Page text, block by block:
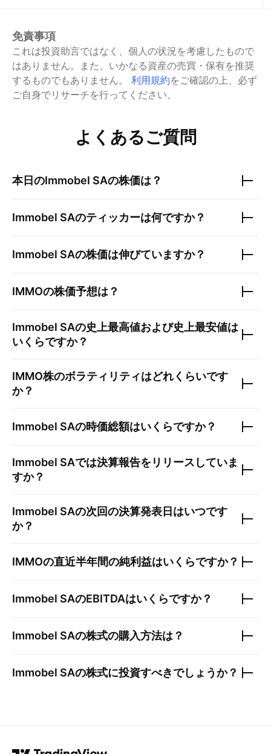
免責事項
これは投資助言ではなく、個人の状況を考慮したもので
はありません。また、いかなる資産の売買・保有を推奨
するものでもありません。
利用規約をご確認の上、必ず
ご自身でリサーチを行ってください。
よくあるご質問
本日のImmobel SAの株価は？
Immobel SAのティッカーは何ですか？
Immobel SAの株価は伸びていますか？
IMMOの株価予想は？
Immobel SAの史上最高値および史上最安値は
いくらですか？
IMMO株のボラティリティはどれくらいです
か？
Immobel SAの時価総額はいくらですか？
Immobel SAでは決算報告をリリースしていま
すか？
Immobel SAの次回の決算発表日はいつです
か？
IMMOの直近半年間の純利益はいくらですか？
Immobel SAのEBITDAはいくらですか？
Immobel SAの株式の購入方法は？
Immobel SAの株式に投資すべきでしょうか？